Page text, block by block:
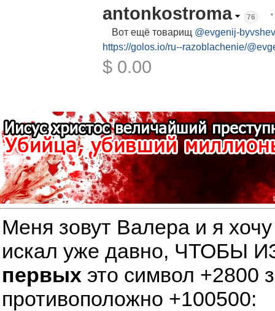
antonkostroma 76
Вот ещё товарищ @evgenij-byvshev
https://golos.io/ru--razoblachenie/
$ 0.00
Меня зовут Валера и я
искал уже давно,
первых это символ +2800
противоположно +100500: